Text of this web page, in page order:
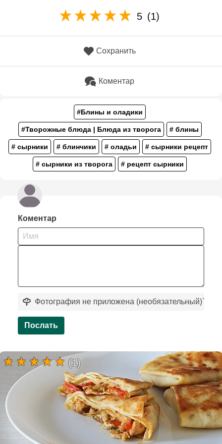
5 (1)
Сохранить
Коментар
#Блины и оладики
#Творожные блюда | Блюда из творога # блины
# сырники # блинчики # оладьи # сырники рецепт
# сырники из творога # рецепт сырники
Коментар
Фотография не приложена (необязательный)`
Послать
(1)